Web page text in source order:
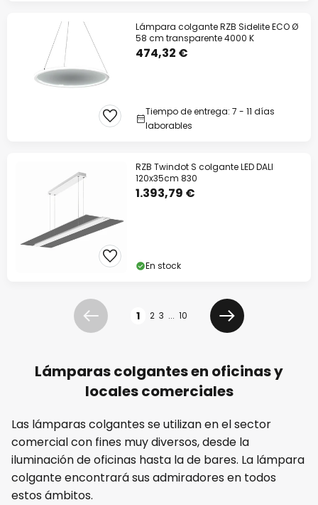
Lámpara colgante RZB Sidelite ECO Ø
58 cm transparente 4000 K
474,32 €
Tiempo de entrega: 7 - 11 días
laborables
RZB Twindot S colgante LED DALI
120x35cm 830
1.393,79 €
En stock
Anterior 1 2 3 ... 10
Siguiente
Lámparas colgantes en oficinas y
locales comerciales
Las lámparas colgantes se utilizan en el sector
comercial con fines muy diversos, desde la
iluminación de oficinas hasta la de bares. La lámpara
colgante encontrará sus admiradores en todos
estos ámbitos.